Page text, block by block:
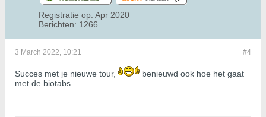
Registratie op: Apr 2020
Berichten: 1266
#4
3 March 2022, 10:21
Succes met je nieuwe tour,
benieuwd ook hoe het gaat
met de biotabs.